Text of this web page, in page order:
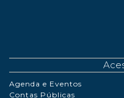
Agenda e Eventos
Contas Públicas